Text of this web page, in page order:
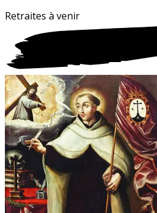
Retraites à venir